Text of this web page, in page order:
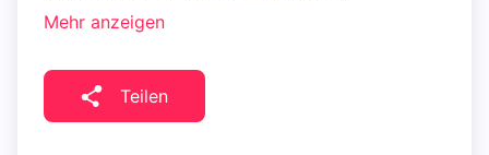
Mehr anzeigen
Teilen